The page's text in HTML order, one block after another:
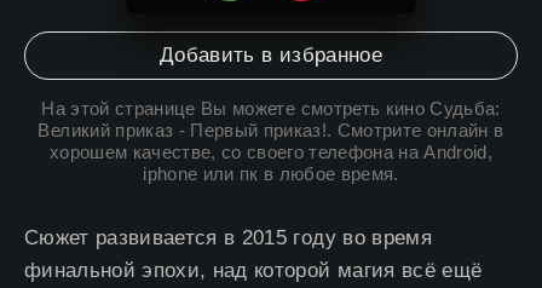
Добавить в избранное
На этой странице Вы можете смотреть кино Судьба:
Великий приказ - Первый приказ!. Смотрите онлайн в
хорошем качестве, со своего телефона на Android,
iphone или пк в любое время.
Сюжет развивается в 2015 году во время
финальной эпохи, над которой магия всё ещё